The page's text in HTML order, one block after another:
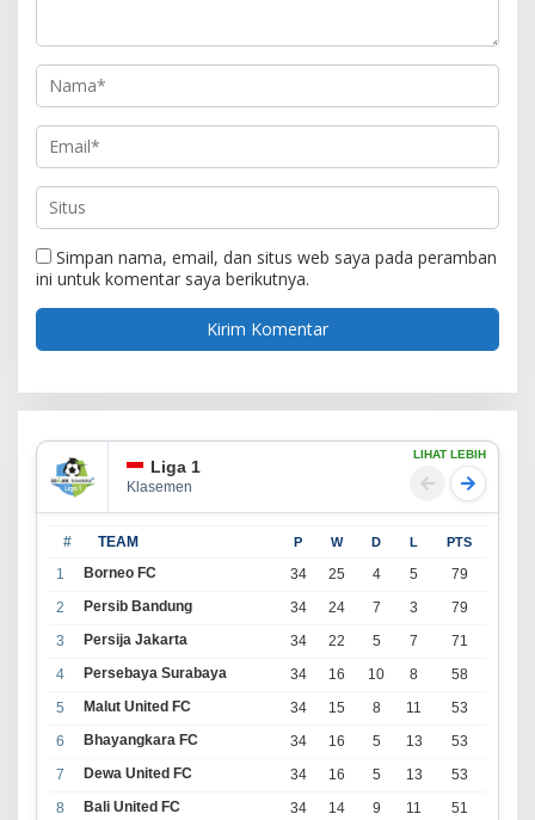
Simpan nama, email, dan situs web saya pada peramban
ini untuk komentar saya berikutnya.
Liga 1
Klasemen
LIHAT LEBIH
# TEAM P W D L PTS
1 Borneo FC 34 25 4 5
79
2
Persib Bandung 34 24 7 3
79
3
Persija Jakarta 34 22 5 7
71
4
Persebaya Surabaya 34 16 10 8
58
5
Malut United FC 34 15 8 11
53
6
Bhayangkara FC 34 16 5 13
53
7
Dewa United FC 34 16 5 13
53
8
Bali United FC 34 14 9 11
51